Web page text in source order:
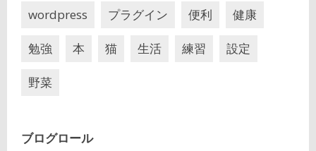
wordpress プラグイン 便利 健康
勉強 本 猫 生活 練習 設定
野菜
ブログロール